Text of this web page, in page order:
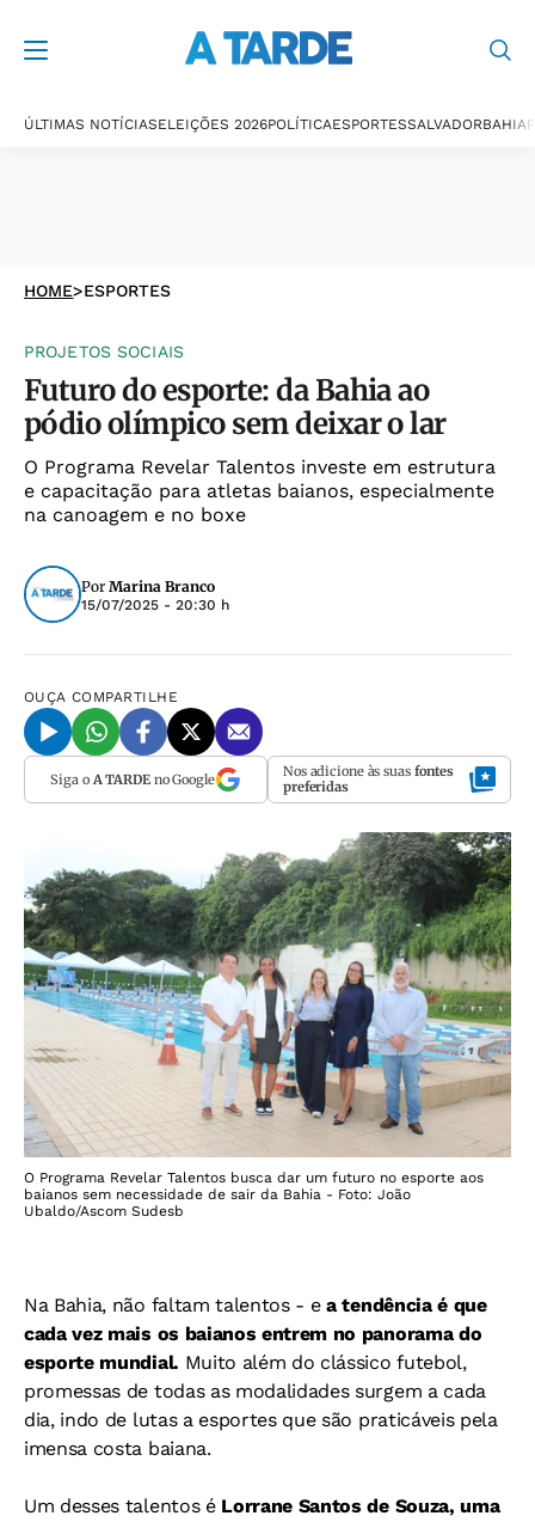
ÚLTIMAS NOTÍCIASELEIÇÕES 2026POLÍTICAESPORTESSALVADORBAHIA
HOME>ESPORTES
PROJETOS SOCIAIS
Futuro do esporte: da Bahia ao
pódio olímpico sem deixar o lar
O Programa Revelar Talentos investe em estrutura
e capacitação para atletas baianos, especialmente
na canoagem e no boxe
Por Marina Branco
15/07/2025 - 20:30 h
OUÇA COMPARTILHE
Siga o A TARDEno Google Nos adicione às suas fontes
preferidas
O Programa Revelar Talentos busca dar um futuro no esporte aos
baianos sem necessidade de sair da Bahia - Foto: João
Ubaldo/Ascom Sudesb
Na Bahia, não faltam talentos - ea tendência é que
cada vez mais os baianos entrem no panorama do
esporte mundial. Muito além do clássico futebol,
promessas de todas as modalidades surgem a cada
dia, indo de lutas a esportes que são praticáveis pela
imensa costa baiana.
Um desses talentos éLorrane Santos de Souza, uma